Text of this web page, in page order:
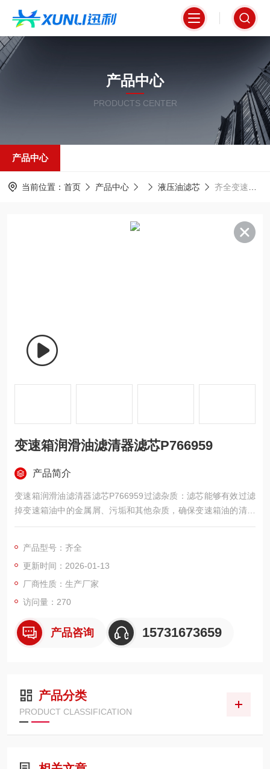
产品中心
PRODUCTS CENTER
产品中心
当前位置： 首页 产品中心 液压油滤芯 齐全变速箱润滑油滤清器滤芯P766959
变速箱润滑油滤清器滤芯P766959
产品简介
变速箱润滑油滤清器滤芯P766959过滤杂质：滤芯能够有效过滤
掉变速箱油中的金属屑、污垢和其他杂质，确保变速箱油的清洁
度。
延长变速箱的使用寿命。
提高传动效率：滤芯的过滤作用可以防止杂质进入变速箱，确保
变速箱内部的零部件正常工作，减少因油液污染导致的传动效率
下降。
产品型号：齐全
更新时间：2026-01-13
厂商性质：生产厂家
访问量：270
产品咨询 15731673659
产品分类
PRODUCT CLASSIFICATION